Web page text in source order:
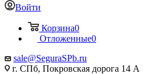
Войти
Корзина0
Отложенные0
sale@SeguraSPb.ru
г. СПб, Покровская дорога 14 А